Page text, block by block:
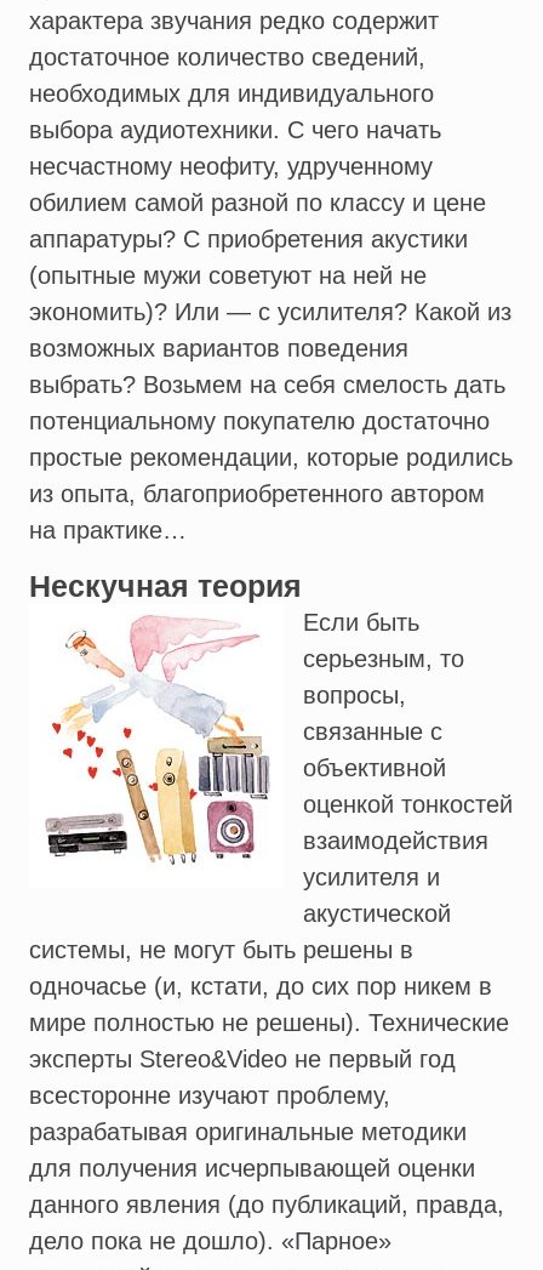
характера звучания редко содержит
достаточное количество сведений,
необходимых для индивидуального
выбора аудиотехники. С чего начать
несчастному неофиту, удрученному
обилием самой разной по классу и цене
аппаратуры? С приобретения акустики
(опытные мужи советуют на ней не
экономить)? Или — с усилителя? Какой из
возможных вариантов поведения
выбрать? Возьмем на себя смелость дать
потенциальному покупателю достаточно
простые рекомендации, которые родились
из опыта, благоприобретенного автором
на практике…
Нескучная теория
Если быть
серьезным, то
вопросы,
связанные с
объективной
оценкой тонкостей
взаимодействия
усилителя и
акустической
системы, не могут быть решены в
одночасье (и, кстати, до сих пор никем в
мире полностью не решены). Технические
эксперты Stereo&Video не первый год
всесторонне изучают проблему,
разрабатывая оригинальные методики
для получения исчерпывающей оценки
данного явления (до публикаций, правда,
дело пока не дошло). «Парное»